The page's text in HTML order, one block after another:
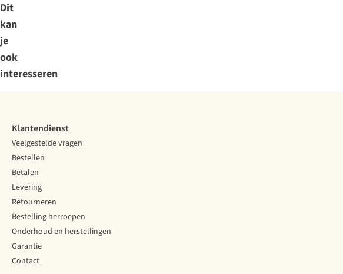
Dit
kan
je
ook
interesseren
Klantendienst
Veelgestelde vragen
Bestellen
Betalen
Levering
Retourneren
Bestelling herroepen
Onderhoud en herstellingen
Garantie
Contact